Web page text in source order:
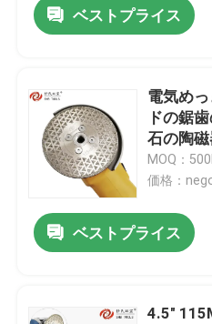
ベストプライス
電気め
ドの鋸
石の陶
230MM
MOQ：
価格：
ベストプライス
4.5"